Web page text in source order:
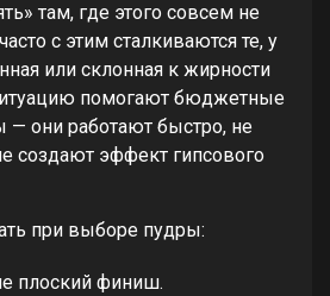
там, где этого совсем не
с этим сталкиваются те, у
или склонная к жирности
помогают бюджетные
они работают быстро, не
создают эффект гипсового
при выборе пудры:
плоский финиш.